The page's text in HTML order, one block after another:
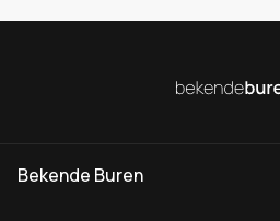
Bekende Buren